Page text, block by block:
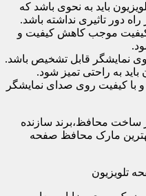
باید به نحوی باشد که
دور تاثیری نداشته باشد.
کیفیت موجب کاهش کیفیت و
نمایشگر قابل تشخیص باشد.
به راحتی تمیز شود.
با کیفیت روی صدای نمایشگر
ساخت محافظ،برند سازنده
بهترین مارک محافظ صفحه
تلویزیون